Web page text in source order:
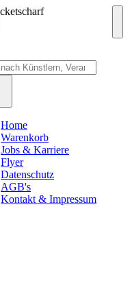
Home
Warenkorb
Jobs & Karriere
Flyer
Datenschutz
AGB's
Kontakt & Impressum